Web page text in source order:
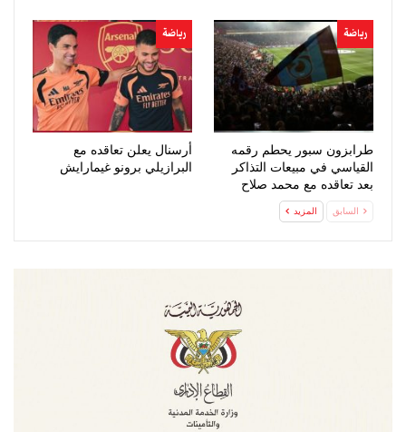
رياضة
طرابزون سبور يحطم رقمه
القياسي في مبيعات التذاكر
بعد تعاقده مع محمد صلاح
رياضة
أرسنال يعلن تعاقده مع
البرازيلي برونو غيمارايش
السابق المزيد